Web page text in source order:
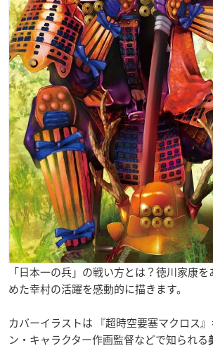
「日本一の兵」の戦い方とは？徳川家康
めた幸村の活躍を感動的に描きます。
カバーイラストは 『超時空要塞マクロス
ン・キャラクター作画監督などで知られる